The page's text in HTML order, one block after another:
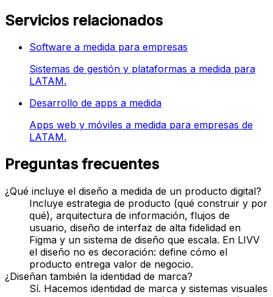
Servicios relacionados
Software a medida para empresas
Sistemas de gestión y plataformas a medida para
LATAM.
Desarrollo de apps a medida
Apps web y móviles a medida para empresas de
LATAM.
Preguntas frecuentes
¿Qué incluye el diseño a medida de un producto digital?
Incluye estrategia de producto (qué construir y por
qué), arquitectura de información, flujos de
usuario, diseño de interfaz de alta fidelidad en
Figma y un sistema de diseño que escala. En LIVV
el diseño no es decoración: define cómo el
producto entrega valor de negocio.
¿Diseñan también la identidad de marca?
Sí. Hacemos identidad de marca y sistemas visuales